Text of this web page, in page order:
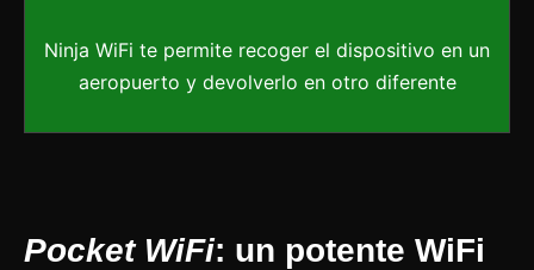
Ninja WiFi te permite recoger el dispositivo en un
aeropuerto y devolverlo en otro diferente
Pocket WiFi: un potente WiFi